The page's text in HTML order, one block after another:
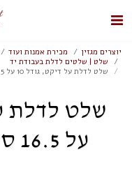
יוצרים מגזין מכירת אמנות ועוד
שלט | שלטים לדלת בעבודת יד
שלט לדלת על דיקט, גודל 10 על 16.5 ס"מ, בעבודת יד
על 16.5 ס"מ, בעבודת יד